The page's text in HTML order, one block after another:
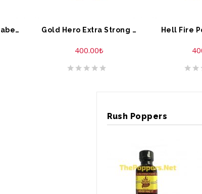
Jungle Juice Gold Label Extreme Formule 10 ML Gold Hero Extra Strong Poppers 10 ML
400.00₺
Hell Fire
Rush Poppers